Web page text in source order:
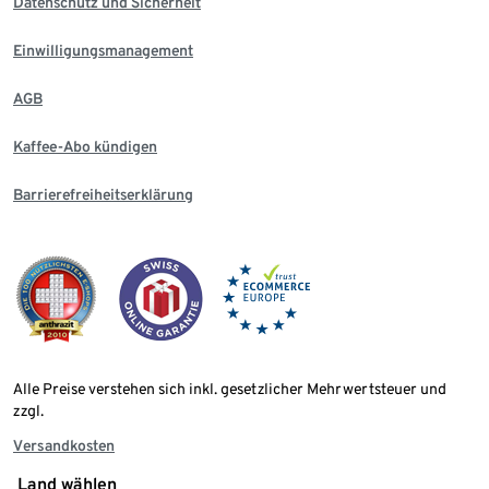
Einwilligungsmanagement
AGB
Kaffee-Abo kündigen
Barrierefreiheitserklärung
Alle Preise verstehen sich inkl. gesetzlicher Mehrwertsteuer und
zzgl.
Versandkosten
Land wählen